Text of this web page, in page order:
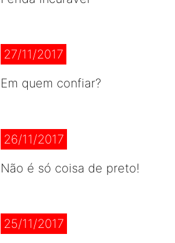
27/11/2017
Em quem confiar?
26/11/2017
Não é só coisa de preto!
25/11/2017